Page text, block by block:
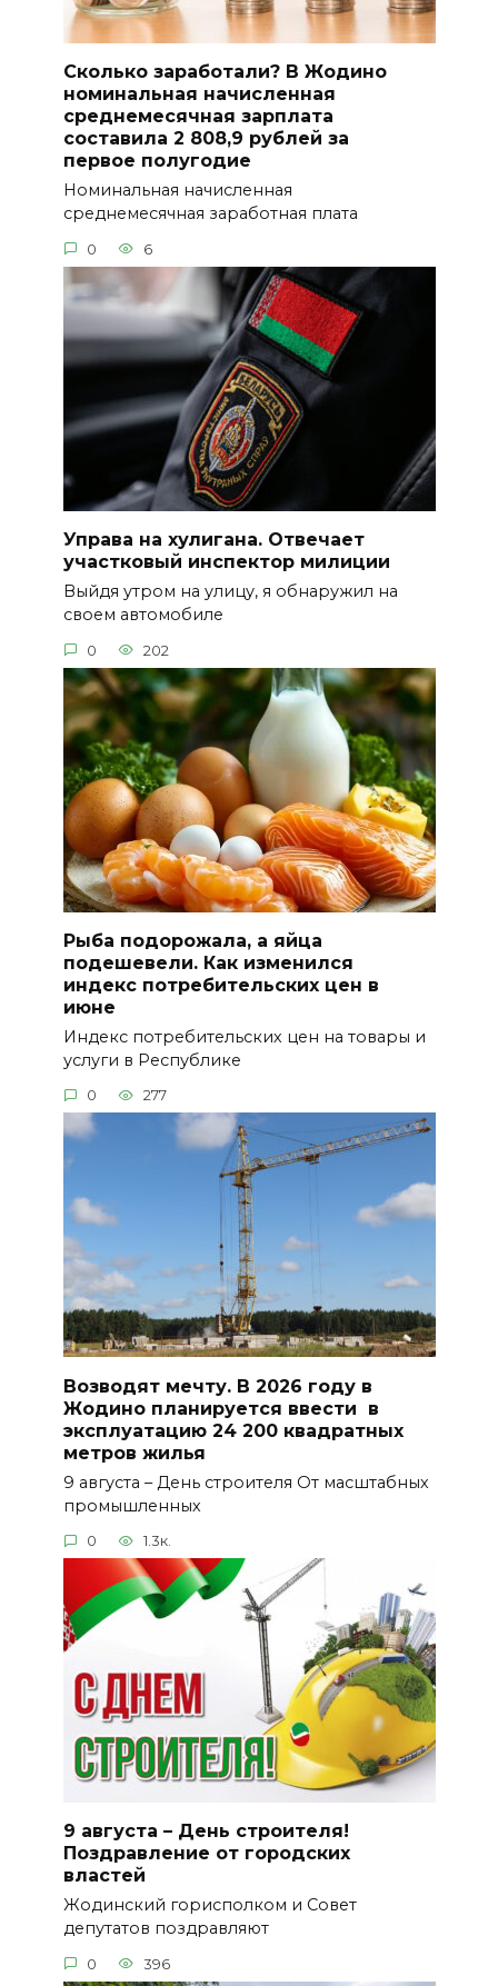
Сколько заработали? В Жодино
номинальная начисленная
среднемесячная зарплата
составила 2 808,9 рублей за
первое полугодие
Номинальная начисленная
среднемесячная заработная плата
0 6
Управа на хулигана. Отвечает
участковый инспектор милиции
Выйдя утром на улицу, я обнаружил на
своем автомобиле
0 202
Рыба подорожала, а яйца
подешевели. Как изменился
индекс потребительских цен в
июне
Индекс потребительских цен на товары и
услуги в Республике
0 277
Возводят мечту. В 2026 году в
Жодино планируется ввести в
эксплуатацию 24 200 квадратных
метров жилья
9 августа – День строителя От масштабных
промышленных
0 1.3к.
9 августа – День строителя!
Поздравление от городских
властей
Жодинский горисполком и Совет
депутатов поздравляют
0 396